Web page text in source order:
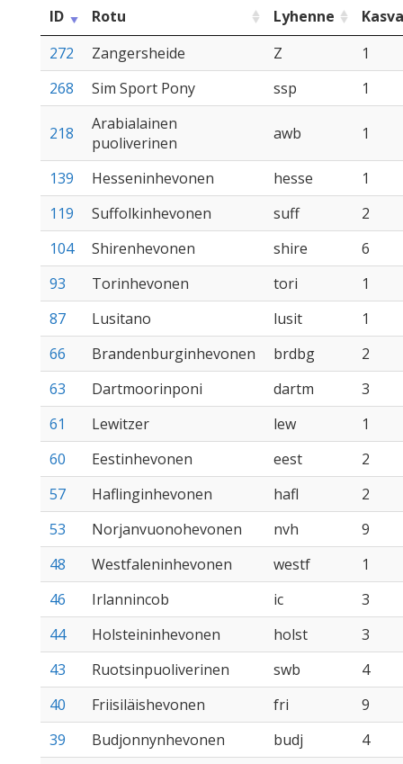
ID
Rotu Lyhenne
272
Zangersheide Z
1
268
Sim Sport Pony ssp 1
218
Arabialainen
puoliverinen
awb 1
139 Hesseninhevonen hesse
1
119
Suffolkinhevonen suff
2
104
Shirenhevonen shire
6
93
Torinhevonen tori
1
87
Lusitano lusit
1
66
Brandenburginhevonen brdbg
2
63
Dartmoorinponi dartm
3
61
Lewitzer lew
1
60
Eestinhevonen eest
2
57
Haflinginhevonen hafl
2
53
Norjanvuonohevonen nvh
9
48
Westfaleninhevonen westf
1
46
Irlannincob ic
3
44
Holsteininhevonen holst
3
43
Ruotsinpuoliverinen swb
4
40
Friisiläishevonen fri
9
39
Budjonnynhevonen budj
4